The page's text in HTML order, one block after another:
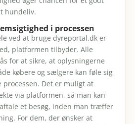
hundeliv.
i processen
ved at bruge dyreportal.dk er
platformen tilbyder. Alle
for at sikre, at oplysningerne
købere og sælgere kan føle sig
processen. Det er muligt at
via platformen, så man kan
et besøg, inden man træffer
For dem, der ønsker at